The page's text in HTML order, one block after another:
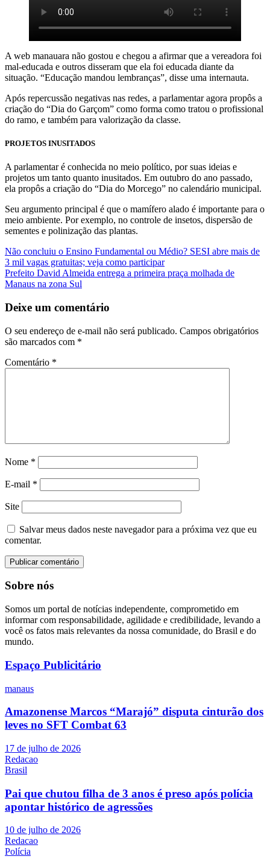
A web manauara não gostou e chegou a afirmar que a vereadora foi
mal-educada e outros disseram que ela foi educada diante da
situação. “Educação mandou lembranças”, disse uma internauta.
Após repercussão negativas nas redes, a parlamentar agora propôs a
criação do “Dia do Garçom” como forma como tratou o profissional
do ramo, e também para valorização da classe.
PROJETOS INUSITADOS
A parlamentar é conhecida no meio político, por suas ideias e
projetos um tanto quanto inusitados. Em outubro do ano passado,
ela propôs a criação do “Dia do Morcego” no calendário municipal.
Seu argumento principal é que o mamífero alado é importante para o
meio ambiente. Por exemplo, no controle de insetos, dispersão de
sementes e polinização das plantas.
Navegação
de
Post
Não concluiu o Ensino Fundamental ou Médio? SESI abre mais de
3 mil vagas gratuitas; veja como participar
Prefeito David Almeida entrega a primeira praça molhada de
Manaus na zona Sul
Deixe um comentário
O seu endereço de e-mail não será publicado. Campos obrigatórios
são marcados com *
Comentário *
Nome *
E-mail *
Site
Salvar meus dados neste navegador para a próxima vez que eu
comentar.
Sobre nós
Somos um portal de notícias independente, comprometido em
informar com responsabilidade, agilidade e credibilidade, levando a
você os fatos mais relevantes da nossa comunidade, do Brasil e do
mundo.
Espaço Publicitário
manaus
Amazonense Marcos “Marajó” disputa cinturão dos
leves no SFT Combat 63
17 de julho de 2026
Redacao
Brasil
Pai que chutou filha de 3 anos é preso após polícia
apontar histórico de agressões
10 de julho de 2026
Redacao
Polícia